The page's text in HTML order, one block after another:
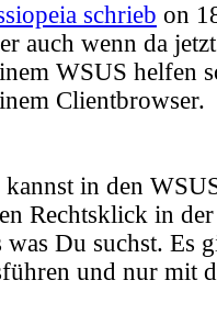
schrieb on
auch wenn da
WSUS helfen
Clientbrowser.
in den
Rechtsklick in
was Du suchst. Es
und nur mit